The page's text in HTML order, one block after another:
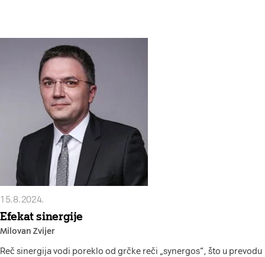
15.8.2024.
Efekat sinergije
Milovan Zvijer
Reč sinergija vodi poreklo od grčke reči „synergos“, što u prevodu